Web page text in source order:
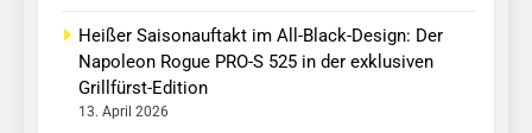
Heißer Saisonauftakt im All-Black-Design: Der
Napoleon Rogue PRO-S 525 in der exklusiven
Grillfürst-Edition
13. April 2026